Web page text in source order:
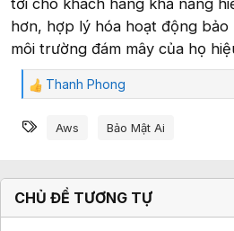
hơn, hợp lý hóa hoạt động bảo
môi trường đám mây của họ
C
m
c
:
Thanh Phong
Từ khóa
Aws Bảo Mật Ai
CHỦ ĐỀ TƯƠNG TỰ